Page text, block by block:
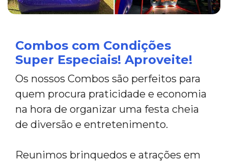
Combos com Condições
Super Especiais! Aproveite!
Os nossos Combos são perfeitos para
quem procura praticidade e economia
na hora de organizar uma festa cheia
de diversão e entretenimento.
Reunimos brinquedos e atrações em